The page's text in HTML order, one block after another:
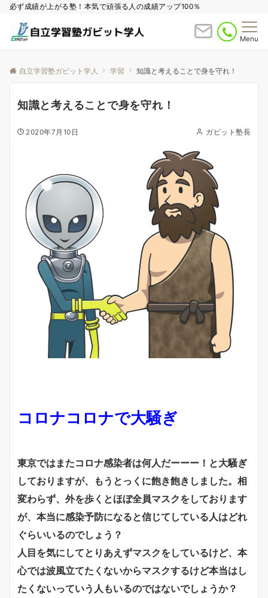
必ず成績が上がる塾！本気で頑張る人の成績アップ100％
Menu
自立学習塾ガビット学人 学習 知識と考えることで身を守れ！
知識と考えることで身を守れ！
2020年7月10日 ガビット塾長
コロナコロナで大騒ぎ
東京ではまたコロナ感染者は何人だーーー！と大騒ぎ
しておりますが、もうとっくに飽き飽きしました。相
変わらず、外を歩くとほぼ全員マスクをしております
が、本当に感染予防になると信じてしている人はどれ
ぐらいいるのでしょう？
人目を気にしてとりあえずマスクをしているけど、本
心では波風立てたくないからマスクするけど本当はし
たくないっていう人もいるのではないでしょうか？